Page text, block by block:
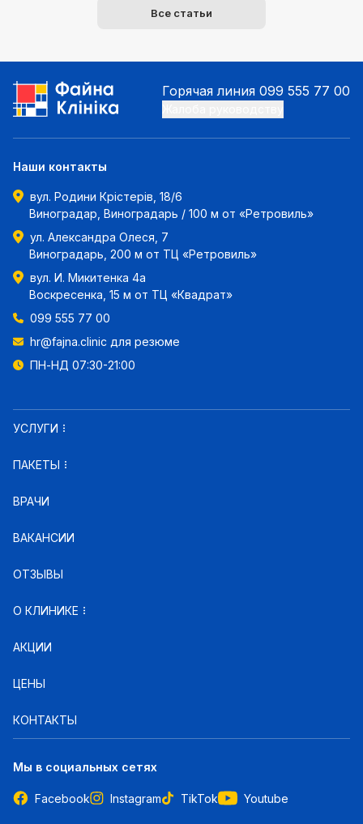
Все статьи
Горячая линия 099 555 77 00
Наши контакты
вул. Родини Крістерів, 18/6
Виноградар, Виноградарь / 100 м от «Ретровиль»
ул. Александра Олеся, 7
Виноградарь, 200 м от ТЦ «Ретровиль»
вул. И. Микитенка 4а
Воскресенка, 15 м от ТЦ «Квадрат»
099 555 77 00
hr@fajna.clinic для резюме
ПН-НД 07:30-21:00
УСЛУГИ
ПАКЕТЫ
ВРАЧИ
ВАКАНСИИ
ОТЗЫВЫ
О КЛИНИКЕ
АКЦИИ
ЦЕНЫ
КОНТАКТЫ
Мы в социальных сетях
Facebook Instagram TikTok Youtube